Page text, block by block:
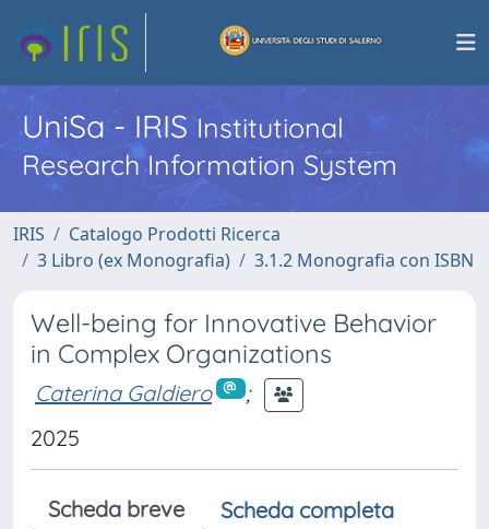
UniSa - IRISInstitutional
Research Information System
IRIS
Catalogo Prodotti Ricerca
3 Libro (ex Monografia)
3.1.2 Monografia con ISBN
Well-being for Innovative Behavior
in Complex Organizations
Caterina Galdiero
;
2025
Scheda breve
Scheda completa